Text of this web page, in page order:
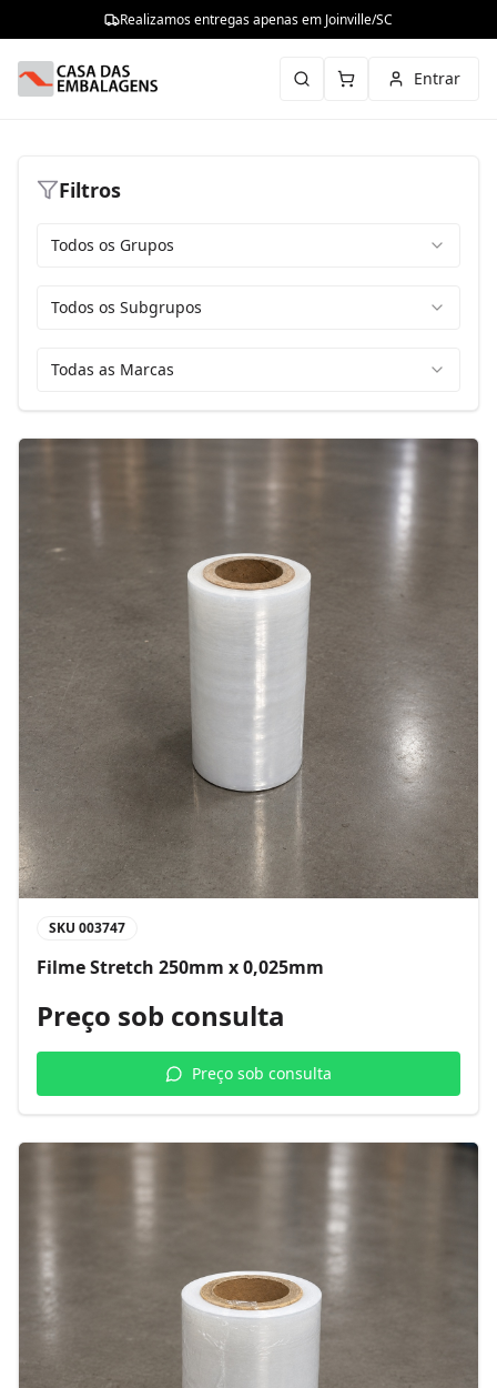
Realizamos entregas apenas em Joinville/SC
Entrar
Filtros
Todos os Grupos
Todos os Subgrupos
Todas as Marcas
SKU 003747
Filme Stretch 250mm x 0,025mm
Preço sob consulta
Preço sob consulta